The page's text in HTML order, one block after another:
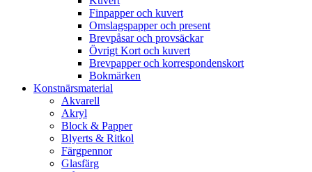
Finpapper och kuvert
Omslagspapper och present
Brevpåsar och provsäckar
Övrigt Kort och kuvert
Brevpapper och korrespondenskort
Bokmärken
Konstnärsmaterial
Akvarell
Akryl
Block & Papper
Blyerts & Ritkol
Färgpennor
Glasfärg